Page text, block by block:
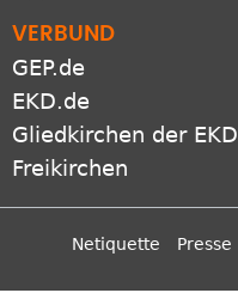
VERBUND
GEP.de
EKD.de
Gliedkirchen der EKD
Freikirchen
Netiquette Presse